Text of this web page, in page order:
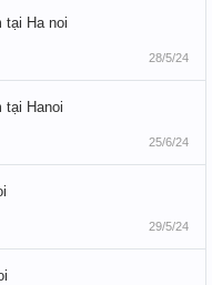
tại Ha noi
28/5/24
tại Hanoi
25/6/24
29/5/24